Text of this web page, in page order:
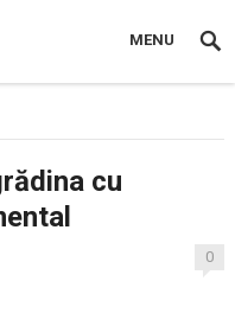
MENU
cu
0